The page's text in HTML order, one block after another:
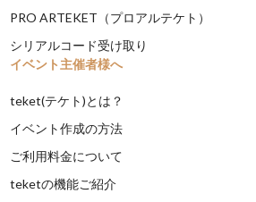
PRO ARTEKET（プロアルテケト）
シリアルコード受け取り
イベント主催者様へ
teket(テケト)とは？
イベント作成の方法
ご利用料金について
teketの機能ご紹介